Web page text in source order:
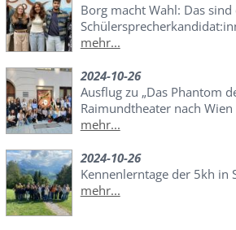
Borg macht Wahl: Das sind
mehr...
2024-10-26
Ausflug zu „Das Phantom
Raimundtheater nach Wien
mehr...
2024-10-26
Kennenlerntage der 5kh in
mehr...